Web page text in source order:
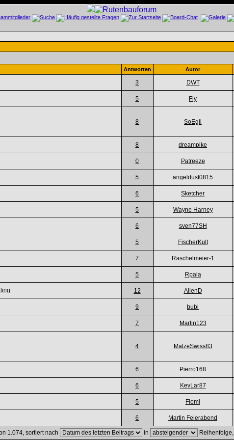
Antworten Autor
3 DWT
5 Fly
8 SoEgli
8 dreampike
0 Patreeze
5 angeldust0815
6 Sketcher
5 Wayne Harney
6 sven77SH
5 FischerKult
7 Raschelmeier-1
5 Rpala
12 AlienD
9 bubi
7 Martin123
4 MatzeSwiss83
6 Pierro168
6 KevLar87
5 Flomi
6 Martin Feierabend
1.074, sortiert nach in Reihenfolge,